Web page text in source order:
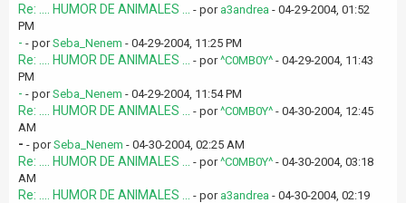
Re: .... HUMOR DE ANIMALES ... - por a3andrea - 04-29-2004, 01:52
PM
- - porSeba_Nenem - 04-29-2004, 11:25 PM
Re: .... HUMOR DE ANIMALES ... - por^C0MB0Y^ - 04-29-2004, 11:43
PM
- - porSeba_Nenem - 04-29-2004, 11:54 PM
Re: .... HUMOR DE ANIMALES ... - por^C0MB0Y^ - 04-30-2004, 12:45
AM
- - porSeba_Nenem - 04-30-2004, 02:25 AM
Re: .... HUMOR DE ANIMALES ... - por^C0MB0Y^ - 04-30-2004, 03:18
AM
Re: .... HUMOR DE ANIMALES ... - por a3andrea - 04-30-2004, 02:19